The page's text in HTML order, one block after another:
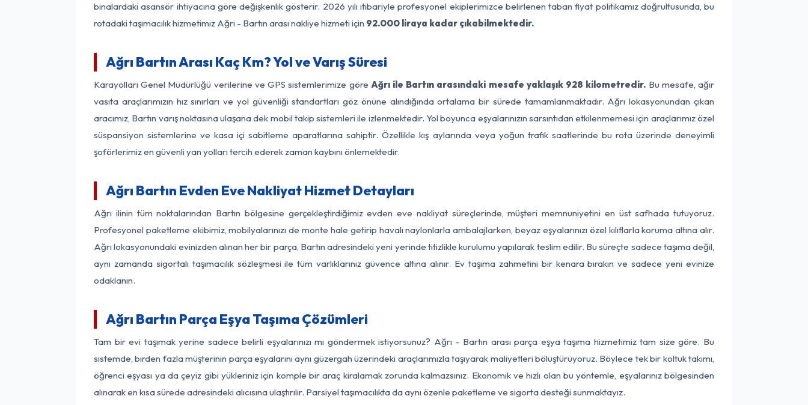
binalardaki asansör ihtiyacına göre değişkenlik gösterir. 2026 yılı itibariyle profesyonel ekiplerimizce belirlenen taban fiyat politikamız doğrultusunda, bu
rotadaki taşımacılık hizmetimiz Ağrı - Bartın arası nakliye hizmeti için 92.000 liraya kadar çıkabilmektedir.
Ağrı Bartın Arası Kaç Km? Yol ve Varış Süresi
Karayolları Genel Müdürlüğü verilerine ve GPS sistemlerimize göre Ağrı ile Bartın arasındaki mesafe yaklaşık 928 kilometredir. Bu mesafe, ağır
vasıta araçlarımızın hız sınırları ve yol güvenliği standartları göz önüne alındığında ortalama bir sürede tamamlanmaktadır. Ağrı lokasyonundan çıkan
aracımız, Bartın varış noktasına ulaşana dek mobil takip sistemleri ile izlenmektedir. Yol boyunca eşyalarınızın sarsıntıdan etkilenmemesi için araçlarımız özel
süspansiyon sistemlerine ve kasa içi sabitleme aparatlarına sahiptir. Özellikle kış aylarında veya yoğun trafik saatlerinde bu rota üzerinde deneyimli
şoförlerimiz en güvenli yan yolları tercih ederek zaman kaybını önlemektedir.
Ağrı Bartın Evden Eve Nakliyat Hizmet Detayları
Ağrı ilinin tüm noktalarından Bartın bölgesine gerçekleştirdiğimiz evden eve nakliyat süreçlerinde, müşteri memnuniyetini en üst safhada tutuyoruz.
Profesyonel paketleme ekibimiz, mobilyalarınızı de monte hale getirip havalı naylonlarla ambalajlarken, beyaz eşyalarınızı özel kılıflarla koruma altına alır.
Ağrı lokasyonundaki evinizden alınan her bir parça, Bartın adresindeki yeni yerinde titizlikle kurulumu yapılarak teslim edilir. Bu süreçte sadece taşıma değil,
aynı zamanda sigortalı taşımacılık sözleşmesi ile tüm varlıklarınız güvence altına alınır. Ev taşıma zahmetini bir kenara bırakın ve sadece yeni evinize
odaklanın.
Ağrı Bartın Parça Eşya Taşıma Çözümleri
Tam bir evi taşımak yerine sadece belirli eşyalarınızı mı göndermek istiyorsunuz? Ağrı - Bartın arası parça eşya taşıma hizmetimiz tam size göre. Bu
sistemde, birden fazla müşterinin parça eşyalarını aynı güzergah üzerindeki araçlarımızla taşıyarak maliyetleri bölüştürüyoruz. Böylece tek bir koltuk takımı,
öğrenci eşyası ya da çeyiz gibi yükleriniz için komple bir araç kiralamak zorunda kalmazsınız. Ekonomik ve hızlı olan bu yöntemle, eşyalarınız bölgesinden
alınarak en kısa sürede adresindeki alıcısına ulaştırılır. Parsiyel taşımacılıkta da aynı özenle paketleme ve sigorta desteği sunmaktayız.